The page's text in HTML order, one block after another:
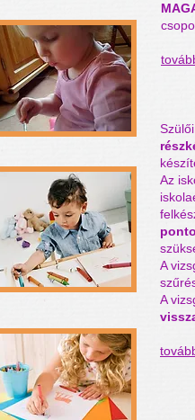
Az
A
A